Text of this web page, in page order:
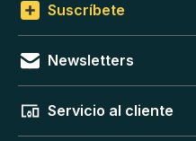
Suscríbete
Newsletters
Servicio al cliente